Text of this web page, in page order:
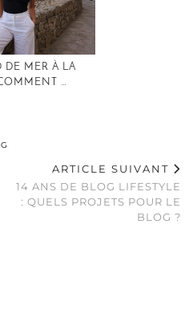
DE MER À LA
…
ARTICLE SUIVANT
14 ANS DE BLOG LIFESTYLE
: QUELS PROJETS POUR LE
BLOG ?